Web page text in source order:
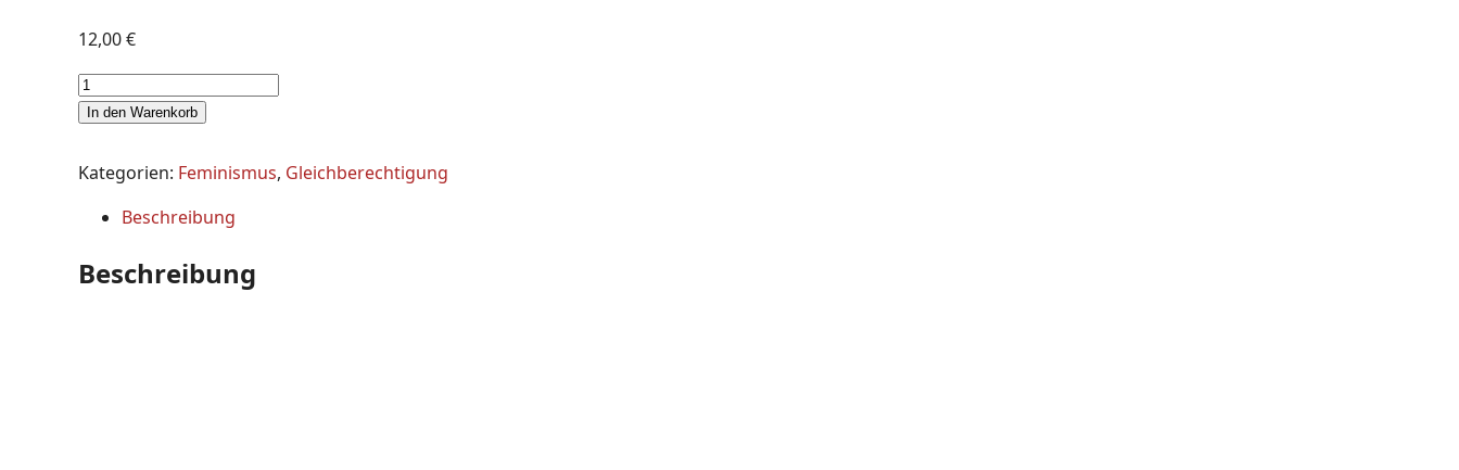
12,00€
In den Warenkorb
Kategorien: Feminismus, Gleichberechtigung
Beschreibung
Beschreibung